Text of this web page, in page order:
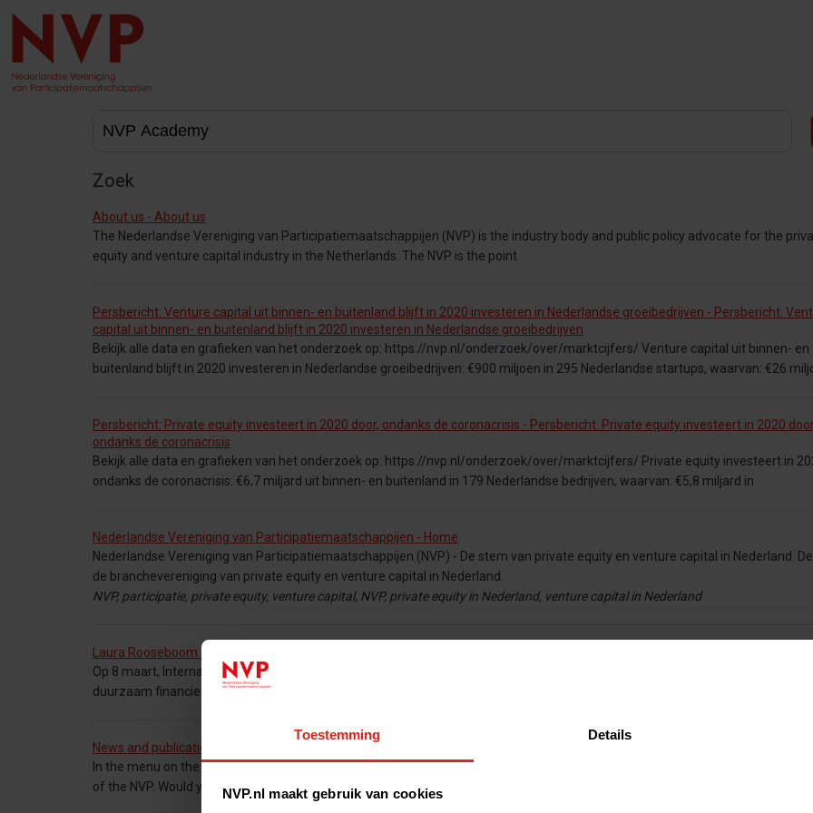
Toestemming Details
NVP.nl maakt gebruik van cookies
Zoek
About us - About us
The Nederlandse Vereniging van Participatiemaatschappijen (NVP) is the industry body and public policy advocate for the
equity and venture capital industry in the Netherlands. The NVP is the point
Persbericht: Venture capital uit binnen- en buitenland blijft in 2020 investeren in Nederlandse groeibedrijven - Persbericht:
capital uit binnen- en buitenland blijft in 2020 investeren in Nederlandse groeibedrijven
Bekijk alle data en grafieken van het onderzoek op: https://nvp.nl/onderzoek/over/marktcijfers/ Venture capital uit binnen- en
buitenland blijft in 2020 investeren in Nederlandse groeibedrijven: €900 miljoen in 295 Nederlandse startups, waarvan: €26
Persbericht: Private equity investeert in 2020 door, ondanks de coronacrisis - Persbericht: Private equity investeert in 2020
ondanks de coronacrisis
Bekijk alle data en grafieken van het onderzoek op: https://nvp.nl/onderzoek/over/marktcijfers/ Private equity investeert in
ondanks de coronacrisis: €6,7 miljard uit binnen- en buitenland in 179 Nederlandse bedrijven, waarvan: €5,8 miljard in
Nederlandse Vereniging van Participatiemaatschappijen - Home
Nederlandse Vereniging van Participatiemaatschappijen (NVP) - De stem van private equity en venture capital in Nederland. De
de branchevereniging van private equity en venture capital in Nederland.
NVP, participatie, private equity, venture capital, NVP, private equity in Nederland, venture capital in Nederland
Laura Rooseboom (StartGreen Capital) over duurzaamheid - Laura Rooseboom over duurzaamheid
Op 8 maart, Internationale Vrouwendag, presenteerden Sylvia van Waveren en Nicolette Loonen een lijst met de ‘50
duurzaam financieel Nederland’. De NVP is trots dat 8 vrouwen van
News and publications - News and publications
In the menu on the right you will find news reports of NVP activities and developments that are important to the (associated)
of the NVP. Would you like to be